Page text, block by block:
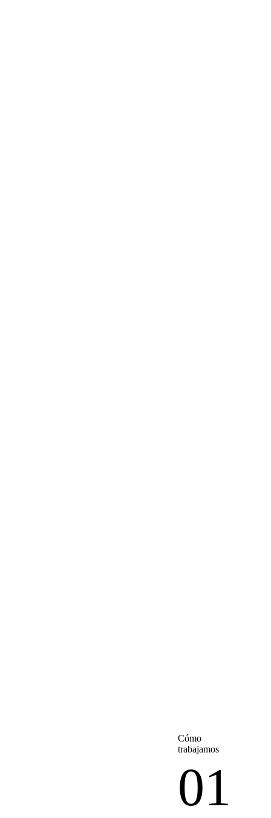
Cómo
trabajamos
01